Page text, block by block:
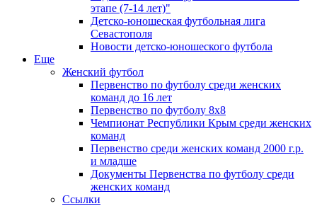
этапе (7-14 лет)"
Детско-юношеская футбольная лига
Севастополя
Новости детско-юношеского футбола
Еще
Женский футбол
Первенство по футболу среди женских
команд до 16 лет
Первенство по футболу 8х8
Чемпионат Республики Крым среди женских
команд
Первенство среди женских команд 2000 г.р.
и младше
Документы Первенства по футболу среди
женских команд
Ссылки